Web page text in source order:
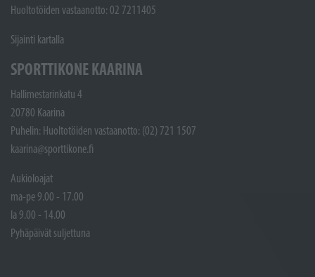
Huoltotöiden vastaanotto: 02 7211405
Sijainti kartalla
SPORTTIKONE KAARINA
Hallimestarinkatu 4
20780 Kaarina
Puhelin: Huoltotöiden vastaanotto: (02) 721 1507
kaarina@sporttikone.fi
Aukioloajat
ma-pe 9.00 - 17.00
la 9.00 - 14.00
Pyhäpäivät suljettuna